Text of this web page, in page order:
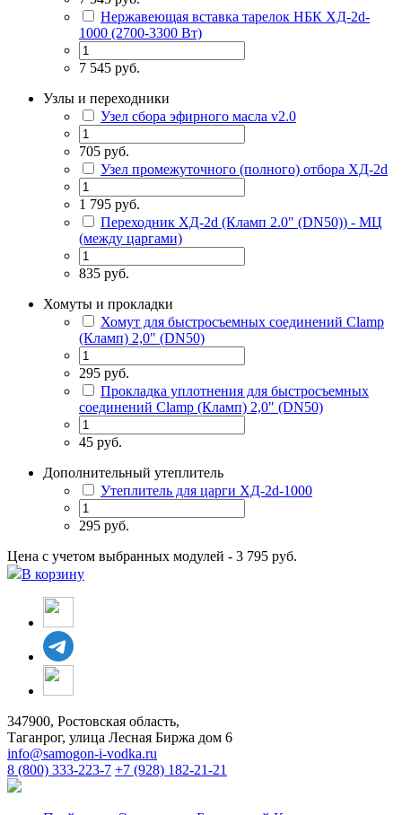
Нержавеющая вставка тарелок НБК ХД-2d-
1000 (2700-3300 Вт)
7 545 руб.
Узлы и переходники
Узел сбора эфирного масла v2.0
705 руб.
Узел промежуточного (полного) отбора ХД-2d
1 795 руб.
Переходник ХД-2d (Кламп 2.0" (DN50)) - МЦ
(между царгами)
835 руб.
Хомуты и прокладки
Хомут для быстросъемных соединений Сlamp
(Кламп) 2,0" (DN50)
295 руб.
Прокладка уплотнения для быстросъемных
соединений Сlamp (Кламп) 2,0" (DN50)
45 руб.
Дополнительный утеплитель
Утеплитель для царги ХД-2d-1000
295 руб.
Цена с учетом выбранных модулей - 3 795 руб.
В корзину
347900, Ростовская область,
Таганрог, улица Лесная Биржа дом 6
info@samogon-i-vodka.ru
8 (800) 333-223-7 +7 (928) 182-21-21